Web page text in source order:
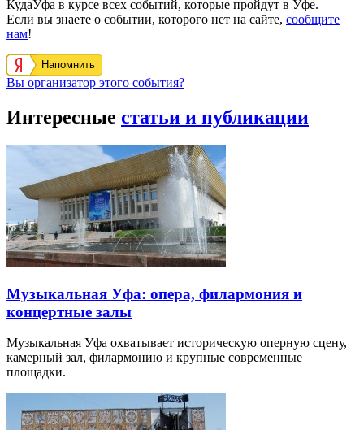
КудаУфа в курсе всех событий, которые пройдут в Уфе.
Если вы знаете о событии, которого нет на сайте, сообщите
нам!
Напомнить
Вы организатор этого события?
Интересные статьи и публикации
Музыкальная Уфа: опера, филармония и
концертные залы
Музыкальная Уфа охватывает историческую оперную сцену,
камерный зал, филармонию и крупные современные
площадки.